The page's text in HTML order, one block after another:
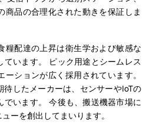
商品の合理化された動きを保証しま
糧配達の上昇は衛生学および敏感な
います。 ピック用途とシームレス
ションが広く採用されています。
待したメーカーは、センサーやIoTの
います。 今後も、搬送機器市場に
ーを創出してまいります。